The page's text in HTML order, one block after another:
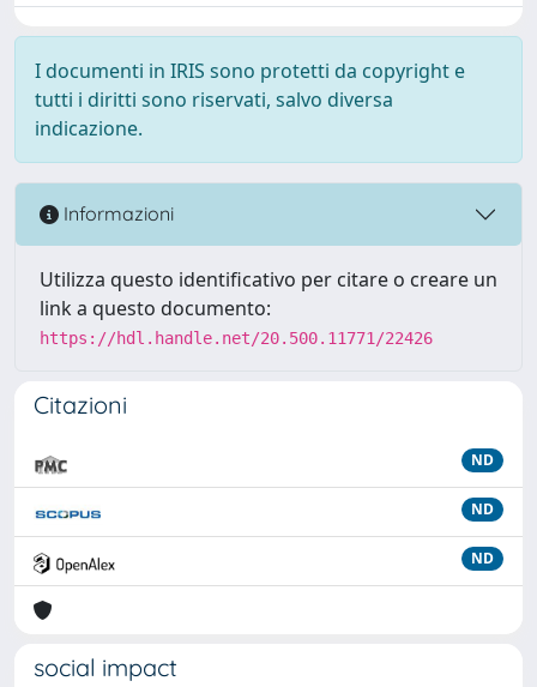
I documenti in IRIS sono protetti da copyright e
tutti i diritti sono riservati, salvo diversa
indicazione.
Informazioni
Utilizza questo identificativo per citare o creare un
link a questo documento:
https://hdl.handle.net/20.500.11771/22426
Citazioni
ND
ND
ND
social impact